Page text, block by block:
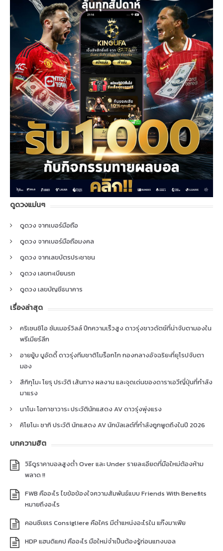
ดูดวงแม่นๆ
ดูดวง จากเบอร์มือถือ
ดูดวง จากเบอร์มือถือมงคล
ดูดวง จากเลขบัตรประชาชน
ดูดวง เลขทะเบียนรถ
ดูดวง เลขบัญชีธนาคาร
เรื่องล่าสุด
คริเซนซิโอ ซัมเมอร์วิลล์ ปีกความเร็วสูง ดาวรุ่งชาวดัตช์ที่น่าจับตามองใน
พรีเมียร์ลีก
อายยู้บ บูอัดดี้ ดาวรุ่งทีมชาติโมร็อกโก กองกลางอัจฉริยะที่ยุโรปจับตา
มอง
สึกิกุโมะ โยรุ ประวัติ เส้นทาง ผลงาน และจุดเด่นของดาราเอวีญี่ปุ่นที่กำลัง
มาแรง
นาโนะ โอกาซาวาระ ประวัตินักแสดง AV ดาวรุ่งพุ่งแรง
คิโยโนะ ซากิ ประวัติ นักแสดง AV นักบัลเลต์ที่กำลังถูกพูดถึงในปี 2026
บทความฮิต
วิธีดูราคาบอลสูงต่ำ Over และ Under รายละเอียดที่มือใหม่ต้องห้าม
พลาด !!
FWB คืออะไร ไขข้อข้องใจความสัมพันธ์แบบ Friends With Benefits
หมายถึงอะไร
คอนซีเยเร Consigliere คือใคร มีตำแหน่งอะไรใน แก๊งมาเฟีย
HDP แฮนดิแคป คืออะไร มือใหม่จำเป็นต้องรู้ก่อนแทงบอล